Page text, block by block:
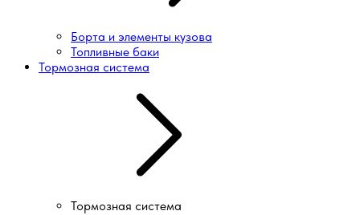
Борта и элементы кузова
Топливные баки
Тормозная система
Тормозная система